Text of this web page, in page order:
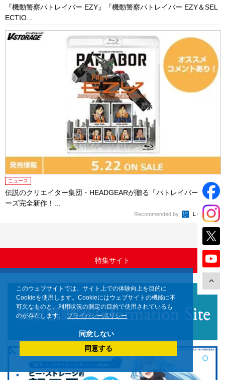
このウェブサイトでは、サイト上での体験向上を目的に
Cookieを使用します。Cookieにはウェブサイトの機能に不
可欠なものと、利用状況の測定の目的で使用されているも
のが存在します。 プライバシーポリシー
同意しない
同意する
『機動警察パトレイバー EZY』『機動警察パトレイバー EZY＆SEL
ECTIO...
ニュース
伝説のクリエイター集団・HEADGEARが贈る「パトレイバー」シリ
ーズ完全新作！...
Recommended by
特集サイト